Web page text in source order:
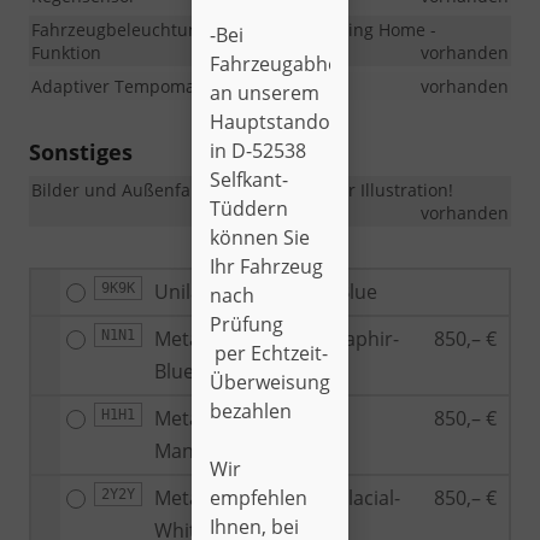
9K9K Unilackierung Fjord-Blue
N1N1
Metallic-Lackierung Saphir-
Blue
850,– €
H1H1
Metallic-Lackierung
Manhattan-Grey
850,– €
2Y2Y
Metallic-Lackierung Glacial-
White
850,– €
Fahrzeugbeleuchtung mit Coming-Leaving Home -
Funktion
vorhanden
Adaptiver Tempomat
vorhanden
Sonstiges
Bilder und Außenfarben dienen nur zur Illustration!
vorhanden
-Bei
Fahrzeugabholung
an unserem
Hauptstandort
in D-52538
Selfkant-
Tüddern
können Sie
Ihr Fahrzeug
nach
Prüfung
per Echtzeit-
Überweisung
bezahlen
Wir
empfehlen
Ihnen, bei